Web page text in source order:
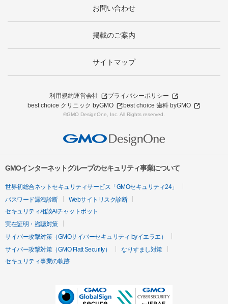
お問い合わせ
掲載のご案内
サイトマップ
利用規約運営会社
プライバシーポリシー
best choice クリニック byGMO
best choice 歯科 byGMO
©GMO DesignOne, Inc. All Rights reserved.
GMOインターネットグループのセキュリティ事業について
世界初総合ネットセキュリティサービス「GMOセキュリティ24」
パスワード漏洩診断
Webサイトリスク診断
セキュリティ相談AIチャットボット
実在証明・盗聴対策
サイバー攻撃対策（GMOサイバーセキュリティ byイエラエ）
サイバー攻撃対策（GMO Flatt Security）
なりすまし対策
セキュリティ事業の軌跡